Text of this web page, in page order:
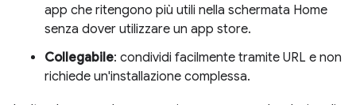
app che ritengono più utili nella schermata Home
senza dover utilizzare un app store.
Collegabile: condividi facilmente tramite URL e non
richiede un'installazione complessa.